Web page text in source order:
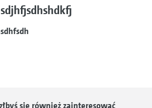
się również zainteresować